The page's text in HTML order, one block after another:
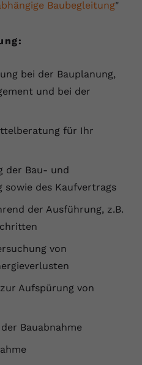
Baubegleitung"
bei der Bauplanung,
und bei der
für Ihr
der Bau- und
sowie des Kaufvertrags
der Ausführung, z.B.
von
Aufspürung von
Bauabnahme